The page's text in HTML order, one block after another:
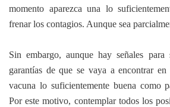
momento aparezca una lo
frenar los contagios. Aunque sea
Sin embargo, aunque hay señales
garantías de que se vaya a encontrar
vacuna lo suficientemente buena como
Por este motivo, contemplar todos los